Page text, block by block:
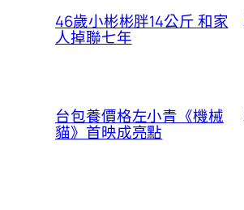
46歲小彬彬胖14公斤 和家
人掉聯七年
台包養價格左小青《機械
貓》首映成亮點